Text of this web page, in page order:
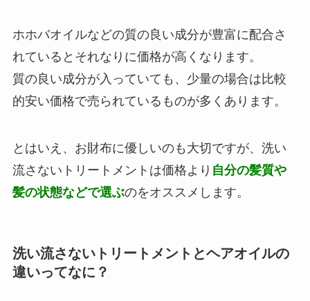
ホホバオイルなどの質の良い成分が豊富に配合さ
れているとそれなりに価格が高くなります。
質の良い成分が入っていても、少量の場合は比較
的安い価格で売られているものが多くあります。
とはいえ、お財布に優しいのも大切ですが、洗い
流さないトリートメントは価格より 自分の髪質や
髪の状態などで選ぶのをオススメします。
洗い流さないトリートメントとヘアオイルの
違いってなに？